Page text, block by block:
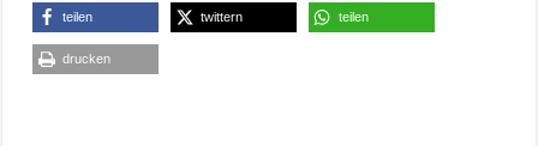
teilen twittern teilen
drucken